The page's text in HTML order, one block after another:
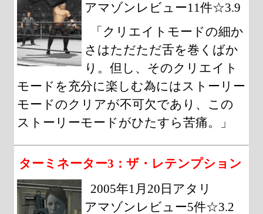
アマゾンレビュー11件☆3.9
「クリエイトモードの細か
さはただただ舌を巻くばか
り。但し、そのクリエイト
モードを充分に楽しむ為にはストーリー
モードのクリアが不可欠であり、この
ストーリーモードがひたすら苦痛。」
ターミネーター3：ザ・レテンプション
2005年1月20日アタリ
アマゾンレビュー5件☆3.2